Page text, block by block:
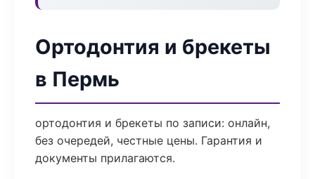
Ортодонтия и брекеты
в Пермь
ортодонтия и брекеты по записи: онлайн,
без очередей, честные цены. Гарантия и
документы прилагаются.